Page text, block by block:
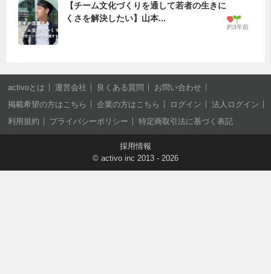
【チーム文化づくりを通して若者の生きに
くさを解決したい】山本...
約3年前
activoとは 運営会社 良くある質問
お問い合わせ
掲載希望の方はこちら
企業の方はこちら ログイン
法人ログイン
利用規約
プライバシーポリシー 特定商取引法に基づく表記
採用情報
© activo inc 2013 - 2026